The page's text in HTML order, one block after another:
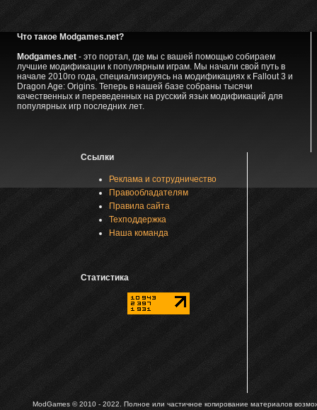
Что такое Modgames.net?
Modgames.net- это портал, где мы с вашей помощью собираем
лучшие модификации к популярным играм. Мы начали свой путь в
начале 2010го года, специализируясь на модификациях к Fallout 3 и
Dragon Age: Origins. Теперь в нашей базе собраны тысячи
качественных и переведенных на русский язык модификаций для
популярных игр последних лет.
Ссылки
Реклама и сотрудничество
Правообладателям
Правила сайта
Техподдержка
Наша команда
Статистика
ModGames © 2010 - 2022. Полное или частичное копирование материалов